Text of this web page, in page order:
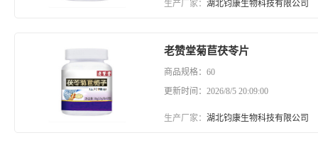
生产厂家： 湖北钧康生物科技有限公司
老赞堂菊苣茯苓片
商品规格：60
更新时间：2026/8/5 20:09:00
生产厂家： 湖北钧康生物科技有限公司